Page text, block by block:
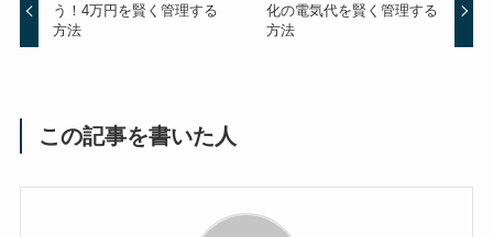
う！4万円を賢く管理する
方法
化の電気代を賢く管理する
方法
この記事を書いた人